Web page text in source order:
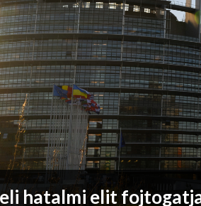
hatalmi elit